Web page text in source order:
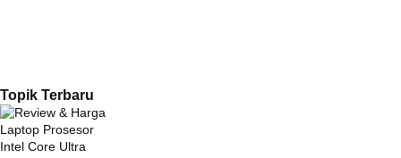
Topik Terbaru